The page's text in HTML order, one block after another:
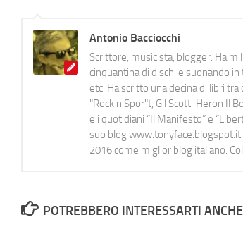
Antonio Bacciocchi
Scrittore, musicista, blogger. Ha
cinquantina di dischi e suonando
etc. Ha scritto una decina di libri
"Rock n Spor"t, Gil Scott-Heron Il
e i quotidiani “Il Manifesto” e
suo blog www.tonyface.blogspot.it
2016 come miglior blog italiano.
POTREBBERO INTERESSARTI